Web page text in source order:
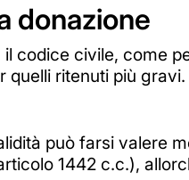
donazione
codice civile, come
quelli ritenuti più gravi.
può farsi valere
1442 c.c.),